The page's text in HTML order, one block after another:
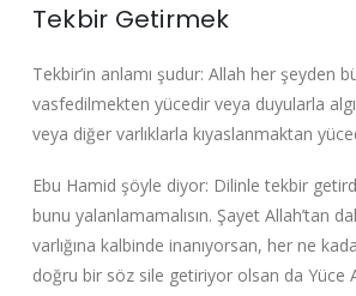
Tekbir Getirmek
Tekbir’in anlamı şudur: Allah her şeyden
vasfedilmekten yücedir veya duyularla
veya diğer varlıklarla kıyaslanmaktan
Ebu Hamid şöyle diyor: Dilinle tekbir
bunu yalanlamamalısın. Şayet Allah’tan
varlığına kalbinde inanıyorsan, her ne
doğru bir söz sile getiriyor olsan da Yüce